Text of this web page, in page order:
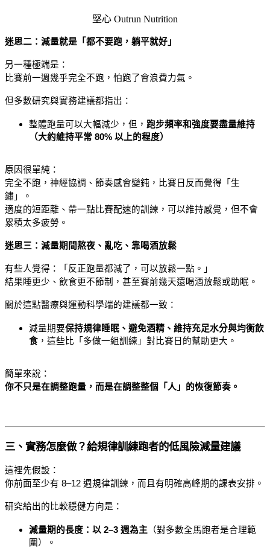
迷思二：減量就是「都不要跑，躺平就好」
另一種極端是：
比賽前一週幾乎完全不跑，怕跑了會浪費力氣。
但多數研究與實務建議都指出：
整體跑量可以大幅減少，但， 跑步頻率和強度要盡量維持
（大約維持平常 80% 以上的程度）
原因很單純：
完全不跑，神經協調、節奏感會變鈍，比賽日反而覺得「生
鏽」。
適度的短距離、帶一點比賽配速的訓練，可以維持感覺，但不會
累積太多疲勞。
迷思三：減量期間熬夜、亂吃、靠喝酒放鬆
有些人覺得：「反正跑量都減了，可以放鬆一點。」
結果睡更少、飲食更不節制，甚至賽前幾天還喝酒放鬆或助眠。
關於這點醫療與運動科學端的建議都一致：
減量期要保持規律睡眠、避免酒精、維持充足水分與均衡飲
食 ，這些比「多做一組訓練」對比賽日的幫助更大。
簡單來說：
你不只是在調整跑量，而是在調整整個「人」的恢復節奏。
三、實務怎麼做？給規律訓練跑者的低風險減量建議
這裡先假設：
你前面至少有 8–12 週規律訓練，而且有明確高峰期的課表安排。
研究給出的比較穩健方向是：
減量期的長度：以 2–3 週為主 （對多數全馬跑者是合理範
圍）。